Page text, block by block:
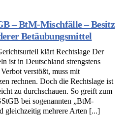
– BtM-Mischfälle – Besitz
Betäubungsmittel
klärt Rechtslage Der
ist in Deutschland strengstens
verstößt, muss mit
rechnen. Doch die Rechtslage ist
zu durchschauen. So greift zum
bei sogenannten „BtM-
gleichzeitig mehrere Arten [...]